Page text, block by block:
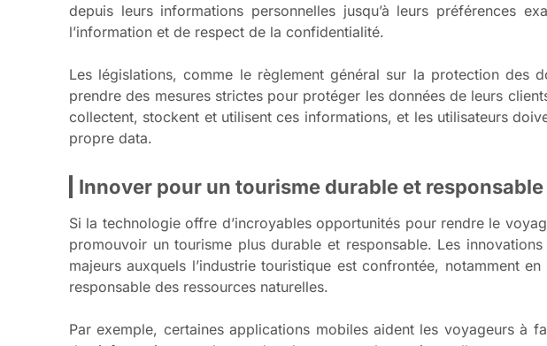
depuis leurs informations personnelles jusqu’à leurs préférences
l’information et de respect de la confidentialité.
Les législations, comme le règlement général sur la protection des
prendre des mesures strictes pour protéger les données de leurs
collectent, stockent et utilisent ces informations, et les utilisateurs
propre data.
Innover pour un tourisme durable et responsable
Si la technologie offre d’incroyables opportunités pour rendre le
promouvoir un tourisme plus durable et responsable. Les
majeurs auxquels l’industrie touristique est confrontée, notamment
responsable des ressources naturelles.
Par exemple, certaines applications mobiles aident les voyageurs à